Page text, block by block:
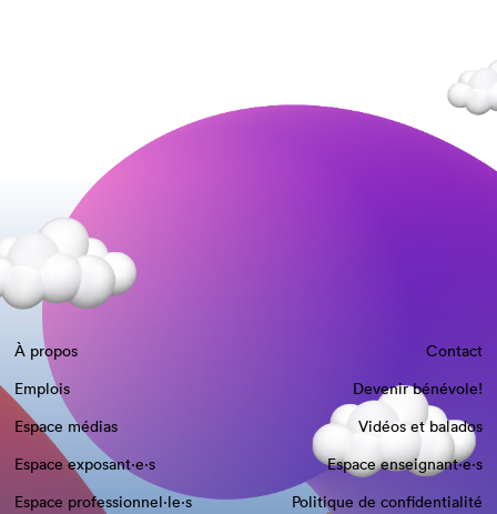
À propos
Contact
Emplois
Devenir bénévole!
Espace médias
Vidéos et balados
Espace exposant·e⋅s
Espace enseignant·e⋅s
Espace professionnel·le⋅s
Politique de confidentialité